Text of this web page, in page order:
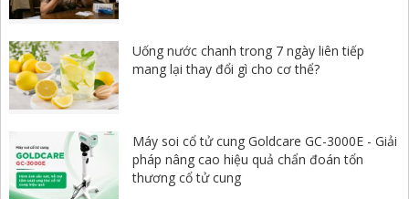
Uống nước chanh trong 7 ngày liên tiếp
mang lại thay đổi gì cho cơ thể?
Máy soi cổ tử cung Goldcare GC-3000E - Giải
pháp nâng cao hiệu quả chẩn đoán tổn
thương cổ tử cung